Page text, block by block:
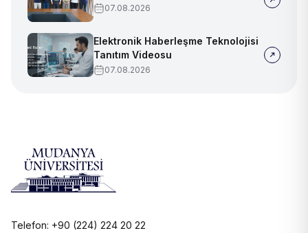
07.08.2026
Elektronik Haberleşme Teknolojisi
Tanıtım Videosu
07.08.2026
Telefon: +90 (224) 224 20 22